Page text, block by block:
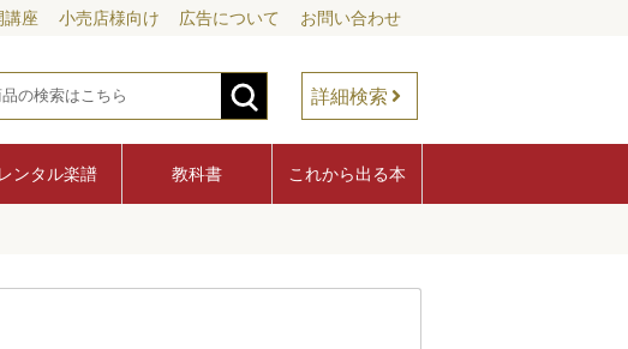
講座 小売店様向け 広告について お問い合わせ
詳細検索
レンタル楽譜 教科書 これから出る本